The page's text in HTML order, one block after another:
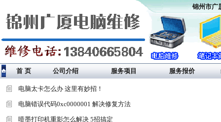
锦州市广
首 页 公司介绍 服务项目 服务报价
电脑太卡怎么办 这里有妙招！
电脑错误代码0xc0000001 解决修复方法
喷墨打印机重影怎么解决 5招搞定